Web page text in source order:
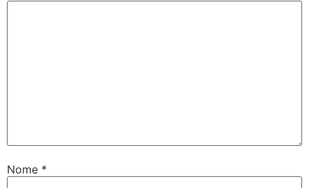
Nome *